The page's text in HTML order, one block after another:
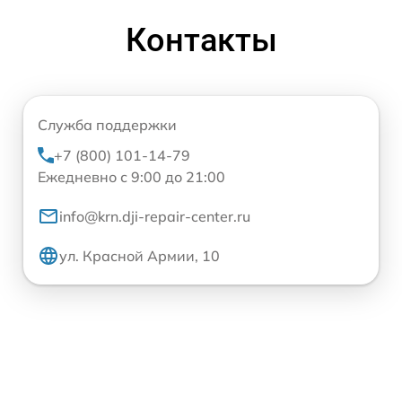
Контакты
Служба поддержки
+7 (800) 101-14-79
Ежедневно с 9:00 до 21:00
info@krn.dji-repair-center.ru
ул. Красной Армии, 10